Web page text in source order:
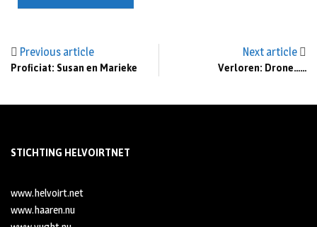
Previous article
Proficiat: Susan en Marieke
Next article
Verloren: Drone……
STICHTING HELVOIRTNET
www.helvoirt.net
www.haaren.nu